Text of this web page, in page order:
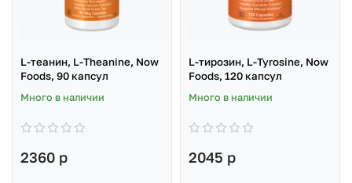
L-теанин, L-Theanine, Now
Foods, 90 капсул
Много в наличии
2360 р
L-тирозин, L-Tyrosine, Now
Foods, 120 капсул
Много в наличии
2045 р